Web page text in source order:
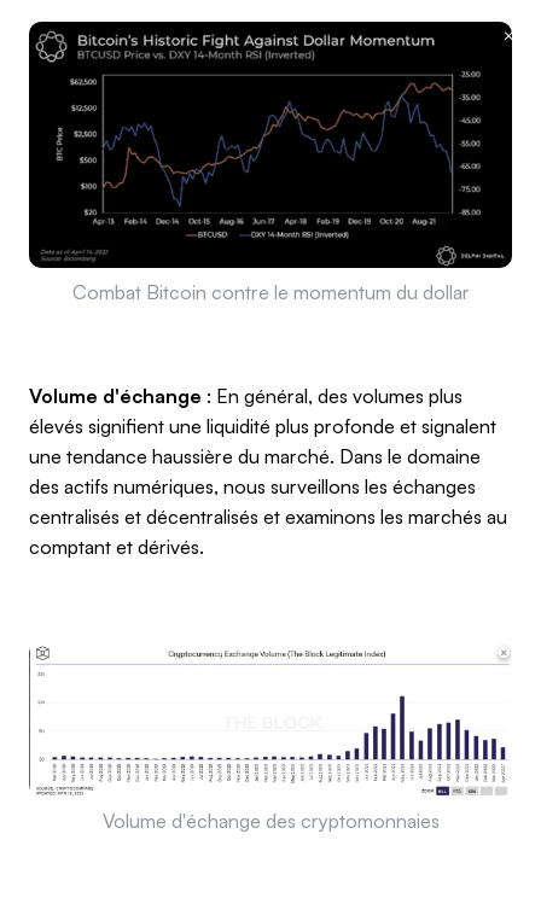
Combat Bitcoin contre le momentum du dollar
Volume d'échange : En général, des volumes plus
élevés signifient une liquidité plus profonde et signalent
une tendance haussière du marché. Dans le domaine
des actifs numériques, nous surveillons les échanges
centralisés et décentralisés et examinons les marchés au
comptant et dérivés.
Volume d'échange des cryptomonnaies